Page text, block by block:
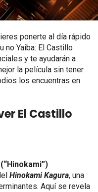
ponerte al día rápido
no Yaiba: El Castillo
y te ayudarán a
la película sin tener
los encuentras en
El Castillo
Hinokami Kagura, una
Aquí se revela